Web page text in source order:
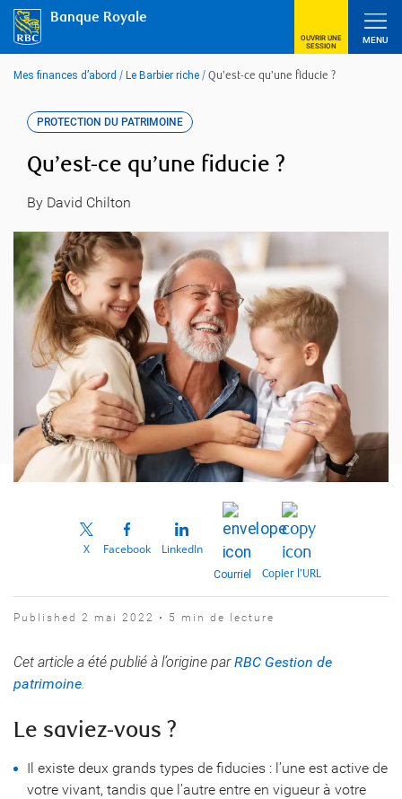
content
Banque Royale
OUVRIR UNE
SESSION
MENU
Mes finances d’abord / Le Barbier riche / Qu’est-ce qu’une fiducie ?
PROTECTION DU PATRIMOINE
Qu’est-ce qu’une fiducie ?
By David Chilton
X Facebook LinkedIn
Courriel Copier l’URL
Published 2 mai 2022 • 5 min de lecture
Cet article a été publié à l’origine parRBC Gestion de
patrimoine
Le saviez-vous ?
Il existe deux grands types de fiducies : l’une est active de
votre vivant, tandis que l’autre entre en vigueur à votre